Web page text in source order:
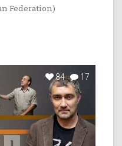
Federation)
84 17